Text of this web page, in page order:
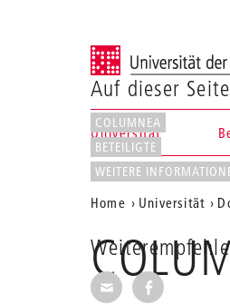
Universität der Künste Berlin
Suche
Universität
Aktuelle
Position
auf
der
Home Universität
Auf dieser Seite
COLUMNEA
BETEILIGTE
WEITERE
Seite per E-
Seite auf